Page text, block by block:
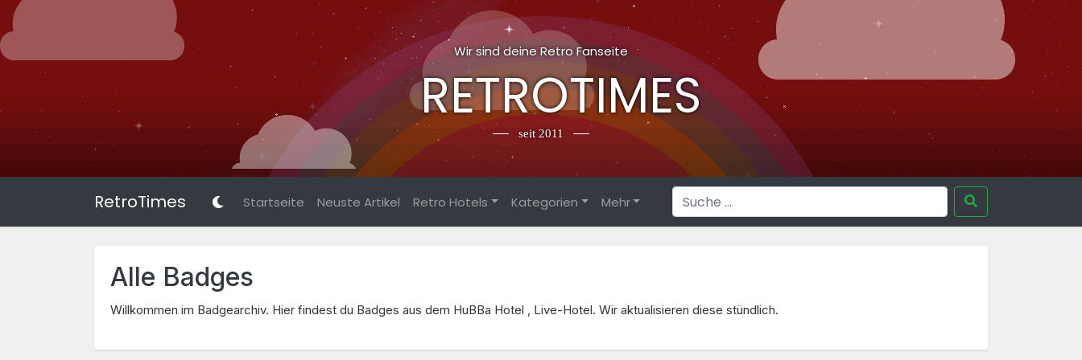
Wir sind deine Retro Fanseite
RETROTIMES
seit 2011
RetroTimes Startseite Neuste Artikel Retro Hotels Kategorien Mehr
Alle Badges
Willkommen im Badgearchiv. Hier findest du Badges aus dem HuBBa Hotel , Live-Hotel. Wir aktualisieren diese stündlich.